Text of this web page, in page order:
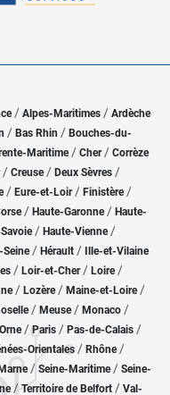
/ Alpes-Maritimes / Ardèche
/ Bas Rhin / Bouches-du-
Maritime/ Cher / Corrèze
/ Creuse/ Deux Sèvres /
/ Eure-et-Loir / Finistère/
/ Haute-Garonne/ Haute-
/ Haute-Vienne/
Seine/ Hérault / Ille-et-Vilaine
/ Loir-et-Cher/ Loire/
/ Lozère / Maine-et-Loire/
/ Meuse/ Monaco /
Orne/Paris / Pas-de-Calais /
Orientales / Rhône/
/ Seine-Maritime/ Seine-
/Territoire de Belfort / Val-